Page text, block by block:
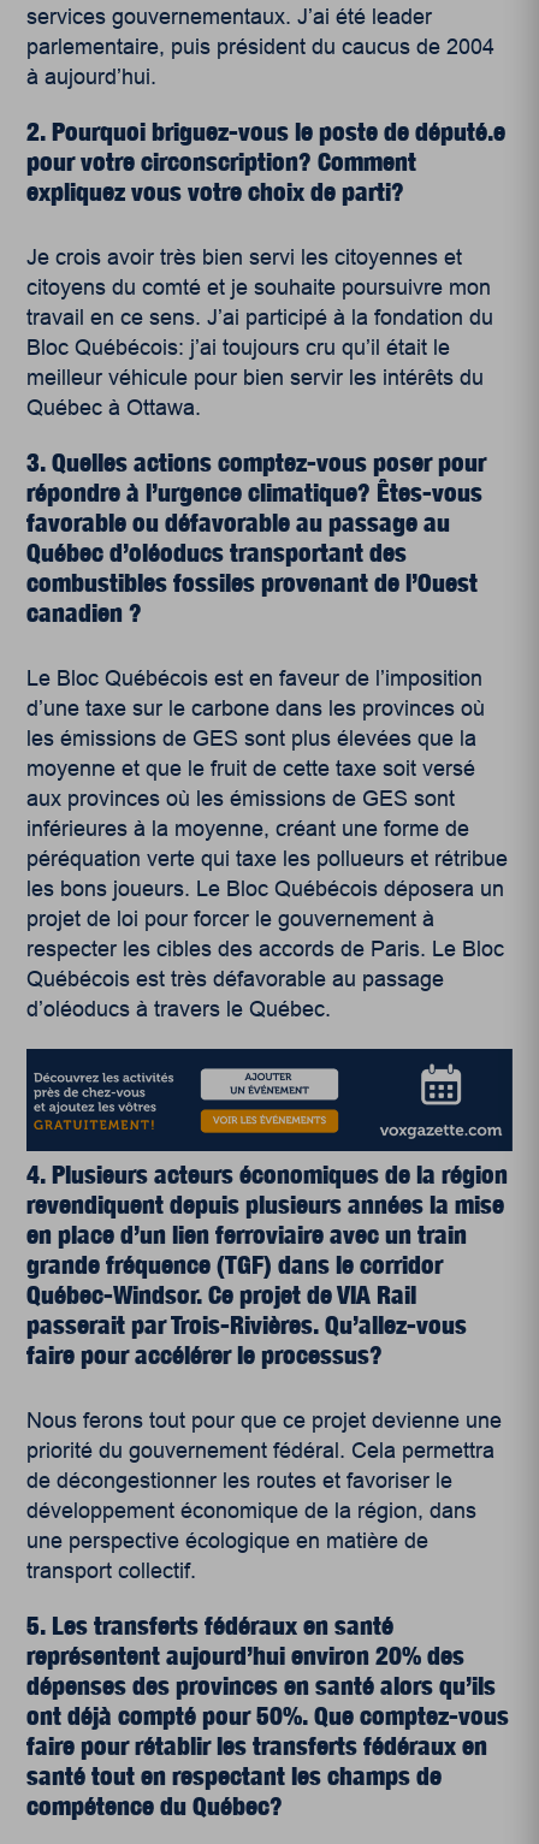
services gouvernementaux. J’ai été leader
parlementaire, puis président du caucus de 2004
à aujourd’hui.
2. Pourquoi briguez-vous le poste de député.e
pour votre circonscription? Comment
expliquez vous votre choix de parti?
Je crois avoir très bien servi les citoyennes et
citoyens du comté et je souhaite poursuivre mon
travail en ce sens. J’ai participé à la fondation du
Bloc Québécois: j’ai toujours cru qu’il était le
meilleur véhicule pour bien servir les intérêts du
Québec à Ottawa.
3. Quelles actions comptez-vous poser pour
répondre à l’urgence climatique? Êtes-vous
favorable ou défavorable au passage au
Québec d’oléoducs transportant des
combustibles fossiles provenant de l’Ouest
canadien ?
Le Bloc Québécois est en faveur de l’imposition
d’une taxe sur le carbone dans les provinces où
les émissions de GES sont plus élevées que la
moyenne et que le fruit de cette taxe soit versé
aux provinces où les émissions de GES sont
inférieures à la moyenne, créant une forme de
péréquation verte qui taxe les pollueurs et rétribue
les bons joueurs. Le Bloc Québécois déposera un
projet de loi pour forcer le gouvernement à
respecter les cibles des accords de Paris. Le Bloc
Québécois est très défavorable au passage
d’oléoducs à travers le Québec.
4. Plusieurs acteurs économiques de la région
revendiquent depuis plusieurs années la mise
en place d’un lien ferroviaire avec un train
grande fréquence (TGF) dans le corridor
Québec-Windsor. Ce projet de VIA Rail
passerait par Trois-Rivières. Qu’allez-vous
faire pour accélérer le processus?
Nous ferons tout pour que ce projet devienne une
priorité du gouvernement fédéral. Cela permettra
de décongestionner les routes et favoriser le
développement économique de la région, dans
une perspective écologique en matière de
transport collectif.
5. Les transferts fédéraux en santé
représentent aujourd’hui environ 20% des
dépenses des provinces en santé alors qu’ils
ont déjà compté pour 50%. Que comptez-vous
faire pour rétablir les transferts fédéraux en
santé tout en respectant les champs de
compétence du Québec?